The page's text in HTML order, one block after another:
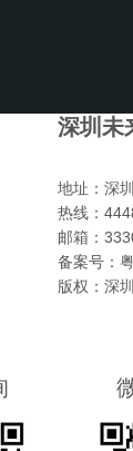
深圳未
地址： 深
热线：
邮箱：
备案号：
版权： 深